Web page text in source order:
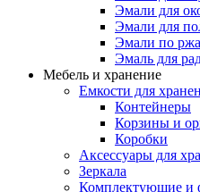
Эмали для
Эмали для
Эмали по
Эмаль для
Мебель и хранение
Емкости для
Контейнеры
Корзины и
Коробки
Аксессуары для
Зеркала
Комплектующие и